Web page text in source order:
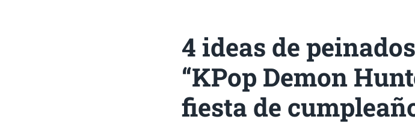
4 ideas de
“KPop Demon
fiesta de